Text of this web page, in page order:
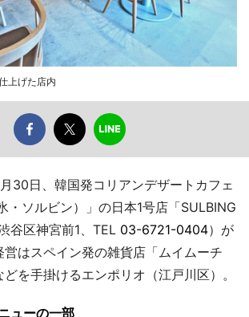
上げた店内
30日、韓国発コリアンデザートカフェ
・ソルビン）」の日本1号店「SULBING
谷区神宮前1、TEL 03-6721-0404）が
営はスペイン発の雑貨店「ムイムーチ
を手掛けるエンポリオ（江戸川区）。
ューの一部